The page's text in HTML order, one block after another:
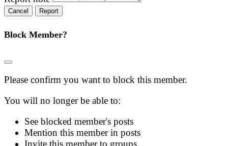
Report
Block Member?
Please confirm you want to block this member.
You will no longer be able to:
See blocked member's posts
Mention this member in posts
Invite this member to groups